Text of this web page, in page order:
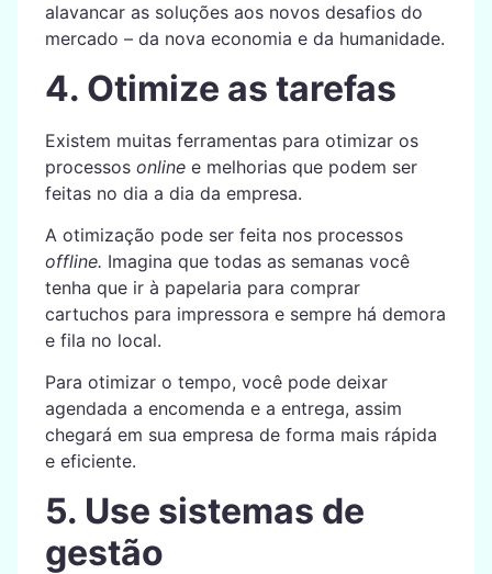
alavancar as soluções aos novos desafios do
mercado – da nova economia e da humanidade.
4. Otimize as tarefas
Existem muitas ferramentas para otimizar os
processos onlinee melhorias que podem ser
feitas no dia a dia da empresa.
A otimização pode ser feita nos processos
offline. Imagina que todas as semanas você
tenha que ir à papelaria para comprar
cartuchos para impressora e sempre há demora
e fila no local.
Para otimizar o tempo, você pode deixar
agendada a encomenda e a entrega, assim
chegará em sua empresa de forma mais rápida
e eficiente.
5. Use sistemas de
gestão